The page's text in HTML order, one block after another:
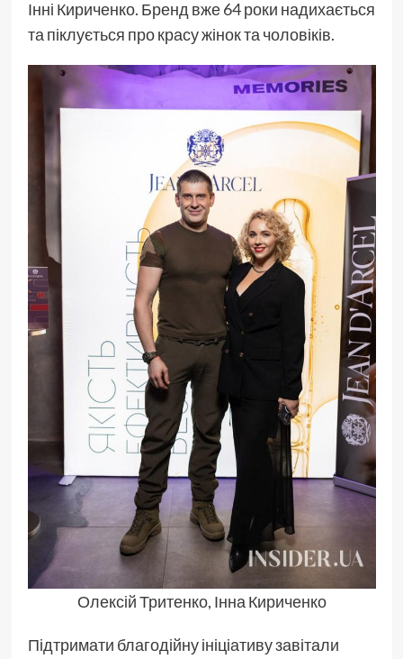
Інні Кириченко. Бренд вже 64 роки надихається
та піклується про красу жінок та чоловіків.
Олексій Тритенко, Інна Кириченко
Підтримати благодійну ініціативу завітали